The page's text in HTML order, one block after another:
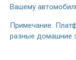
Вашему
Примечание.
разные домашние